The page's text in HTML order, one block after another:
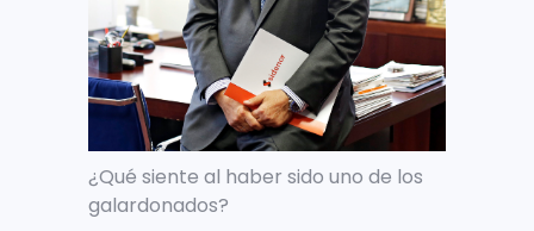
¿Qué siente al haber sido uno de los
galardonados?